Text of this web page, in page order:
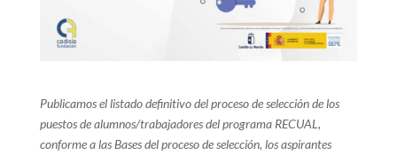
Publicamos el listado definitivo del proceso de selección de los
puestos de alumnos/trabajadores del programa RECUAL,
conforme a las Bases del proceso de selección, los aspirantes